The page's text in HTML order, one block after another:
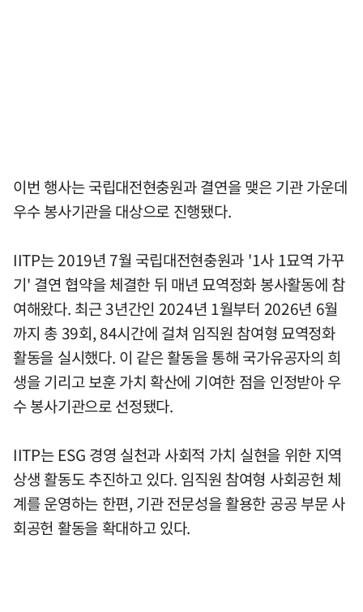
이번 행사는 국립대전현충원과 결연을 맺은 기관 가운데
우수 봉사기관을 대상으로 진행됐다.
IITP는 2019년 7월 국립대전현충원과 '1사 1묘역 가꾸
기' 결연 협약을 체결한 뒤 매년 묘역정화 봉사활동에 참
여해왔다. 최근 3년간인 2024년 1월부터 2026년 6월
까지 총 39회, 84시간에 걸쳐 임직원 참여형 묘역정화
활동을 실시했다. 이 같은 활동을 통해 국가유공자의 희
생을 기리고 보훈 가치 확산에 기여한 점을 인정받아 우
수 봉사기관으로 선정됐다.
IITP는 ESG 경영 실천과 사회적 가치 실현을 위한 지역
상생 활동도 추진하고 있다. 임직원 참여형 사회공헌 체
계를 운영하는 한편, 기관 전문성을 활용한 공공 부문 사
회공헌 활동을 확대하고 있다.